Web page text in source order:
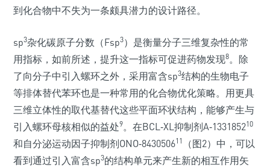
到化合物中不失为一条颇具潜力的设计路径。
sp3杂化碳原子分数（Fsp3）是衡量分子三维复杂性的常
用指标，如前所述，提升这一指标可促进药物发现8。除
了向分子中引入螺环之外，采用富含sp3结构的生物电子
等排体替代苯环也是一种常用的化合物优化策略。用更具
三维立体性的取代基替代这些平面环状结构，能够产生与
引入螺环母核相似的益处9。在BCL‑XL抑制剂A‑133185210
和自分泌运动因子抑制剂ONO‑843050611
（图2）中，可以
看到通过引入富含sp3的结构单元来产生新的相互作用矢